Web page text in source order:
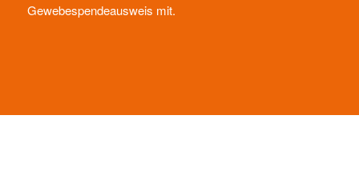
Gewebespendeausweis mit.